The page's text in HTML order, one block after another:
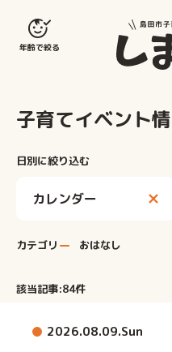
年齢で絞る
子育てイベント
日別に絞り込む
カテゴリ おはなし
該当記事:84件
2026.08.09.Sun